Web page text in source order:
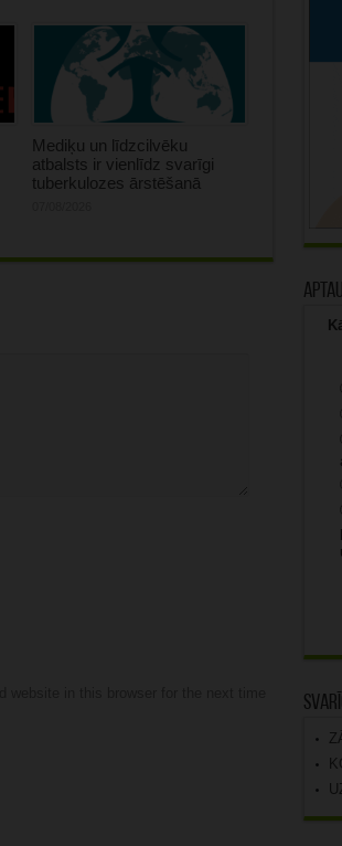
Mediķu un līdzcilvēku
atbalsts ir vienlīdz svarīgi
tuberkulozes ārstēšanā